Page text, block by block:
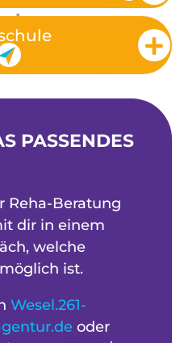
PASSENDES
Reha-Beratung
dir in einem
welche
ist.
Wesel.261-
oder